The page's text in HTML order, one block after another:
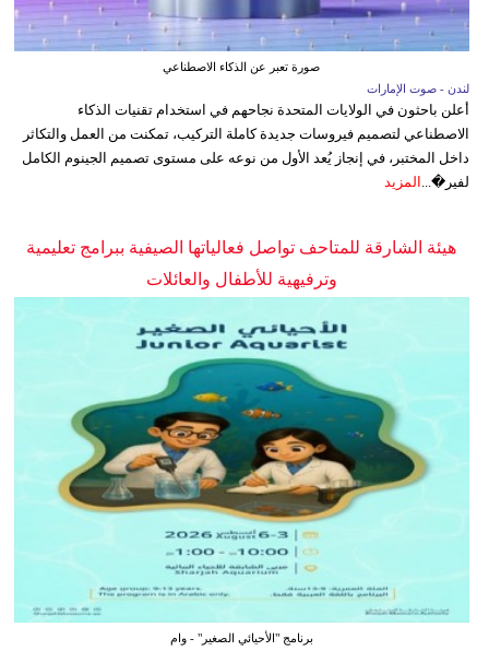
صورة تعبر عن الذكاء الاصطناعي
لندن - صوت الإمارات
أعلن باحثون في الولايات المتحدة نجاحهم في استخدام تقنيات الذكاء
الاصطناعي لتصميم فيروسات جديدة كاملة التركيب، تمكنت من العمل والتكاثر
داخل المختبر، في إنجاز يُعد الأول من نوعه على مستوى تصميم الجينوم الكامل
لفير�...
المزيد
هيئة الشارقة للمتاحف تواصل فعالياتها الصيفية ببرامج تعليمية
وترفيهية للأطفال والعائلات
برنامج "الأحيائي الصغير" - وام